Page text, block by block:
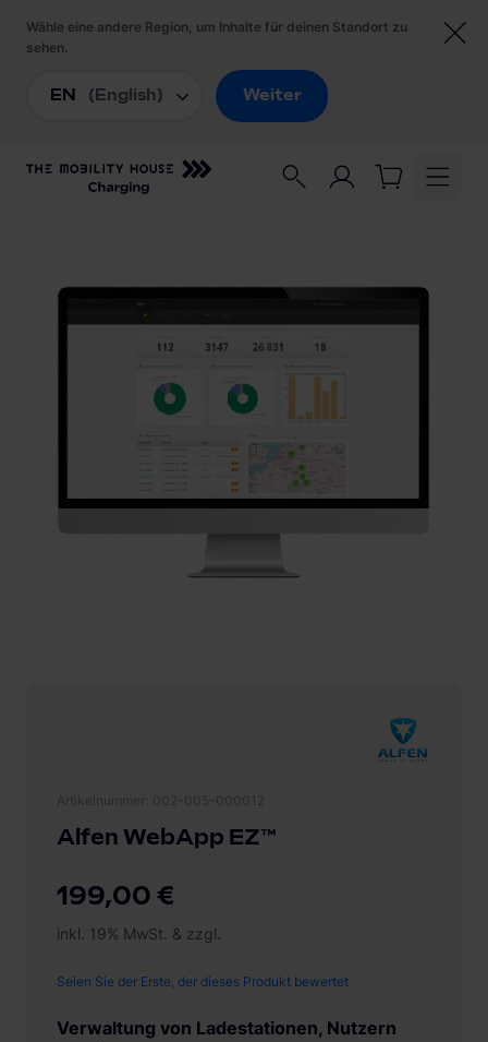
Lademanagement
199,00 €
inkl. 19% MwSt. & zzgl.
Seien Sie der Erste, der dieses Produkt bewertet
Verwaltung von Ladestationen, Nutzern
Alfen WebApp EZ™